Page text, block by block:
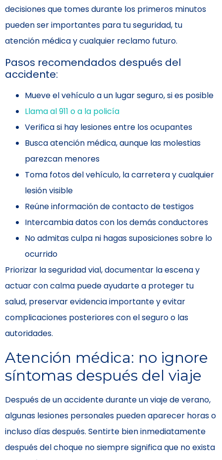
decisiones que tomes durante los primeros minutos
pueden ser importantes para tu seguridad, tu
atención médica y cualquier reclamo futuro.
Pasos recomendados después del
accidente:
Mueve el vehículo a un lugar seguro, si es posible
Llama al 911 o a la policía
Verifica si hay lesiones entre los ocupantes
Busca atención médica, aunque las molestias
parezcan menores
Toma fotos del vehículo, la carretera y cualquier
lesión visible
Reúne información de contacto de testigos
Intercambia datos con los demás conductores
No admitas culpa ni hagas suposiciones sobre lo
ocurrido
Priorizar la seguridad vial, documentar la escena y
actuar con calma puede ayudarte a proteger tu
salud, preservar evidencia importante y evitar
complicaciones posteriores con el seguro o las
autoridades.
Atención médica: no ignore
síntomas después del viaje
Después de un accidente durante un viaje de verano,
algunas lesiones personales pueden aparecer horas o
incluso días después. Sentirte bien inmediatamente
después del choque no siempre significa que no exista